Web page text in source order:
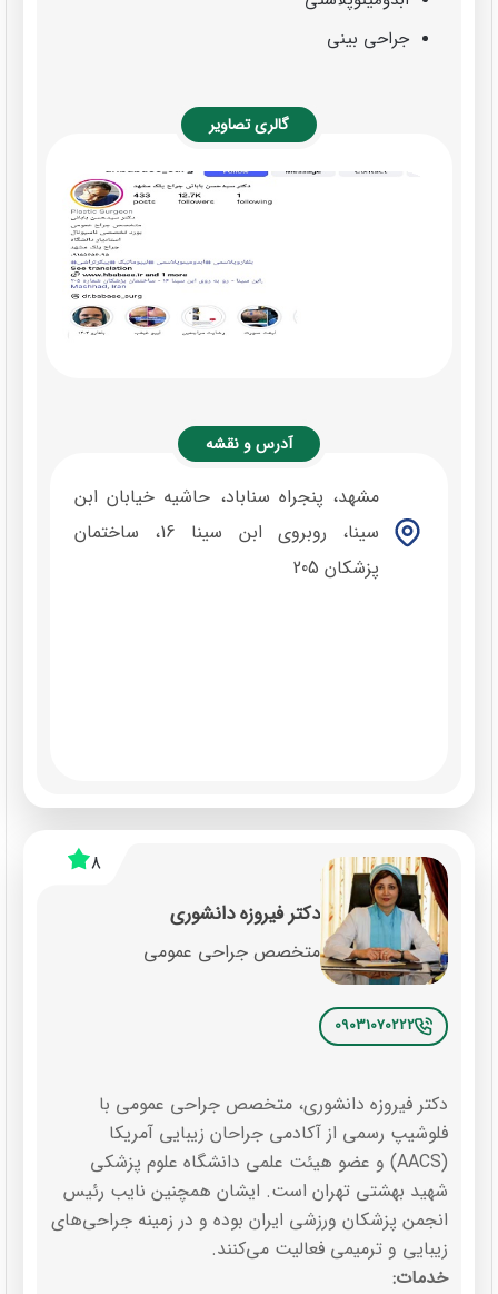
جراحی بینی
گالری تصاویر
آدرس و نقشه
مشهد، پنجراه سناباد، حاشیه خیابان ابن
سینا، روبروی ابن سینا 16، ساختمان
پزشکان 205
8
دکتر فیروزه دانشوری
متخصص جراحی عمومی
09031070222
دکتر فیروزه دانشوری، متخصص جراحی عمومی با
فلوشیپ رسمی از آکادمی جراحان زیبایی آمریکا
(AACS) و عضو هیئت علمی دانشگاه علوم پزشکی
شهید بهشتی تهران است. ایشان همچنین نایب رئیس
انجمن پزشکان ورزشی ایران بوده و در زمینه جراحی‌های
زیبایی و ترمیمی فعالیت می‌کنند.
خدمات: